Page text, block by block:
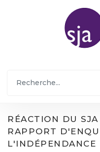
RÉACTION DU
RAPPORT
L'INDÉPENDANCE